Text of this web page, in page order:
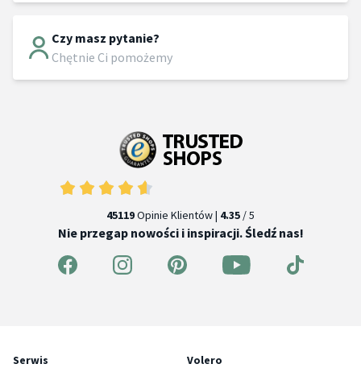
Czy masz pytanie?
Chętnie Ci pomożemy
45119Opinie Klientów | 4.35 / 5
Nie przegap nowości i inspiracji. Śledź nas!
Serwis Volero